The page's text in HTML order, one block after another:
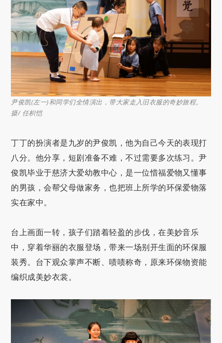
尹俊凯(左一)和同学们全情演出，带大家走入旧衣服的奇妙旅程。
摄/ 任枳恺
丁丁的扮演者是九岁的尹俊凯，他为自己今天的表现打
八分。他分享，短剧准备不难，不过需要多次练习。尹
俊凯毕业于慈济大爱幼教中心，是一位惜福爱物又懂事
的男孩，会帮父母做家务，也把班上所学的环保爱物落
实在家中。
台上画面一转，孩子们踏着轻盈的步伐，在美妙音乐
中，穿着华丽的衣服登场，带来一场别开生面的环保服
装秀。台下观众掌声不断、啧啧称奇，原来环保物资能
编织成美妙衣裳。